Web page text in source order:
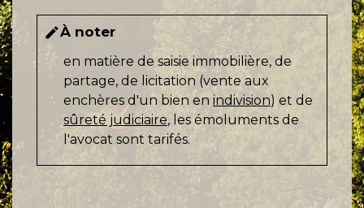
editÀ noter
en matière de saisie immobilière, de
partage, de licitation (vente aux
enchères d'un bien enindivision) et de
sûreté judiciaire, les émoluments de
l'avocat sont tarifés.